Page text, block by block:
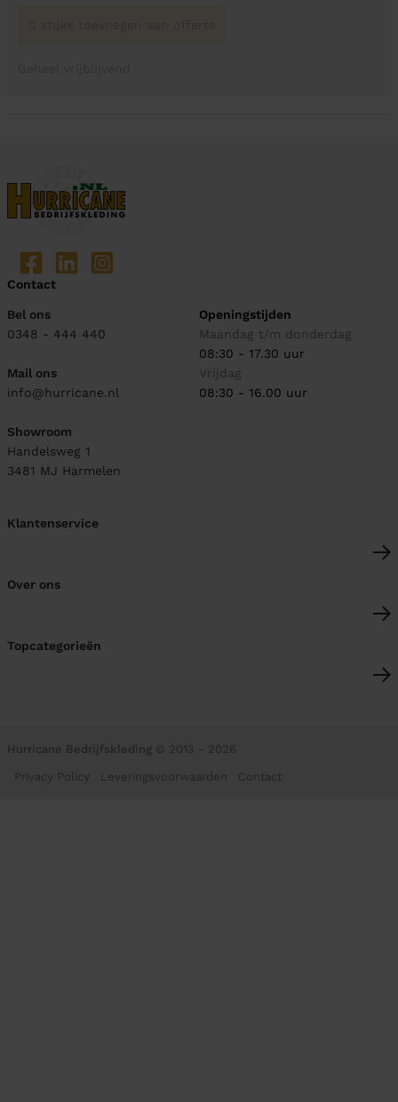
Contact
Bel ons
0348 - 444 440
Mail ons
info@hurricane.nl
Showroom
Handelsweg 1
3481 MJ Harmelen
Openingstijden
Maandag t/m donderdag
08:30 - 17.30 uur
Vrijdag
08:30 - 16.00 uur
Klantenservice
Over ons
Topcategorieën
Hurricane Bedrijfskleding © 2013 - 2026
Privacy Policy Leveringsvoorwaarden Contact